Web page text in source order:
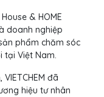
& HOME
doanh nghiệp
phẩm chăm sóc
tại Việt Nam.
đã
hiệu tư nhân